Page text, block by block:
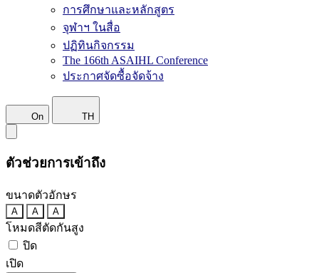
การศึกษาและหลักสูตร
จุฬาฯ ในสื่อ
ปฏิทินกิจกรรม
The 166th ASAIHL Conference
ประกาศจัดซื้อจัดจ้าง
On TH
ตัวช่วยการเข้าถึง
ขนาดตัวอักษร
A A A
โหมดสีตัดกันสูง
ปิด
เปิด